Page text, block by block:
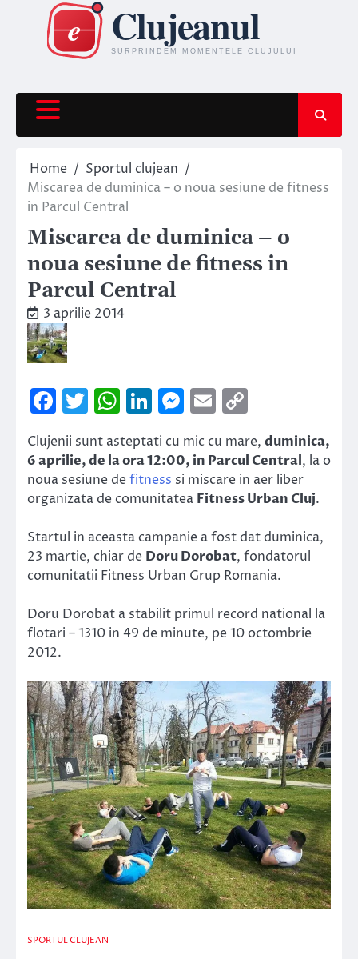
content
Home
Sportul clujean
Miscarea de duminica – o noua sesiune de fitness
in Parcul Central
Miscarea de duminica – o
noua sesiune de fitness in
Parcul Central
3 aprilie 2014
Facebook
Twitter
WhatsApp
LinkedIn
Messenger
Email
Link
Clujenii sunt asteptati cu mic cu mare, duminica,
6 aprilie, de la ora 12:00, in Parcul Central, la o
noua sesiune defitness si miscare in aer liber
organizata de comunitatea Fitness Urban Cluj.
Startul in aceasta campanie a fost dat duminica,
23 martie, chiar de Doru Dorobat, fondatorul
comunitatii Fitness Urban Grup Romania.
Doru Dorobat a stabilit primul record national la
flotari – 1310 in 49 de minute, pe 10 octombrie
2012.
SPORTUL CLUJEAN